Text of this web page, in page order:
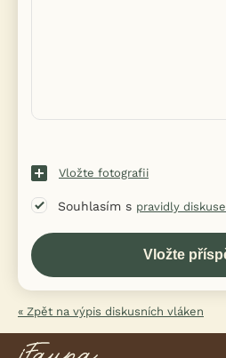
Vložte fotografii
Souhlasím s pravidly diskuse
« Zpět na výpis diskusních vláken